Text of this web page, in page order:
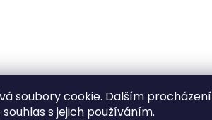
soubory cookie. Dalším
s jejich používáním.